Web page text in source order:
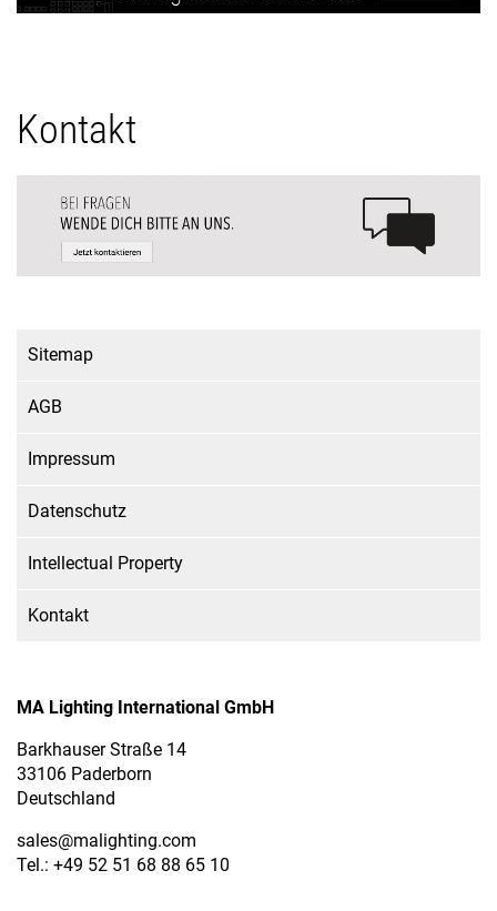
Kontakt
Sitemap
AGB
Impressum
Datenschutz
Intellectual Property
Kontakt
MA Lighting International GmbH
Barkhauser Straße 14
33106 Paderborn
Deutschland
sales@malighting.com
Tel.: +49 52 51 68 88 65 10